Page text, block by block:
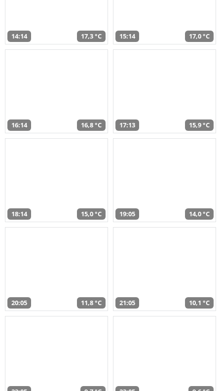
14:14 17,3 °C 15:14 17,0 °C
16:14 16,8 °C 17:13 15,9 °C
18:14 15,0 °C 19:05 14,0 °C
20:05 11,8 °C 21:05 10,1 °C